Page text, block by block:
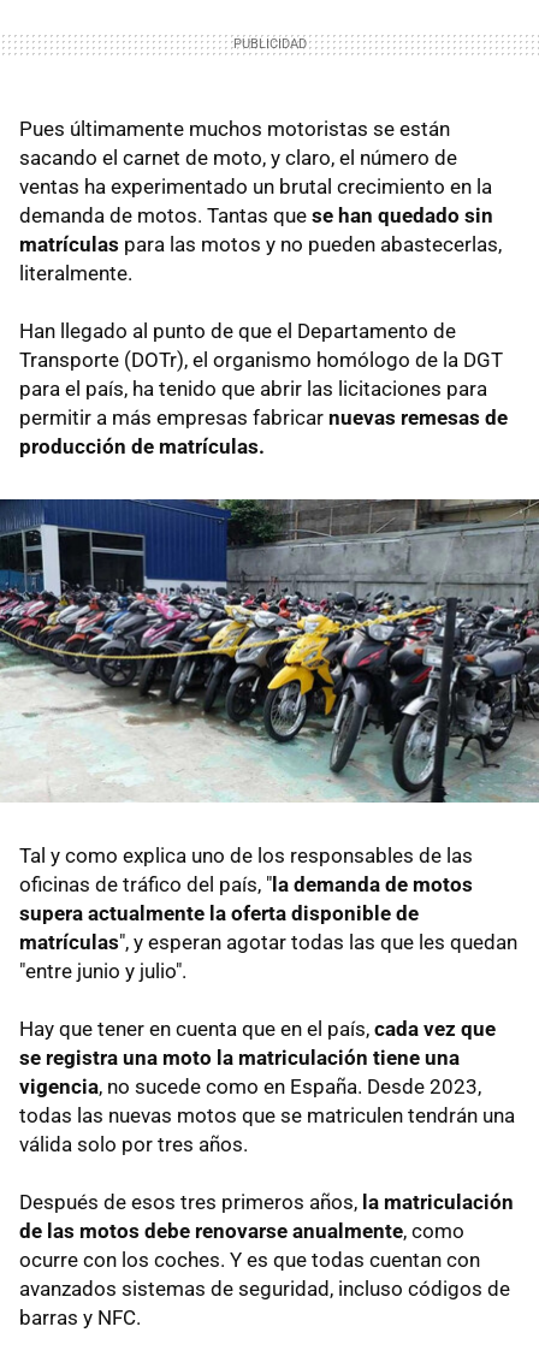
Pues últimamente muchos motoristas se están
sacando el carnet de moto, y claro, el número de
ventas ha experimentado un brutal crecimiento en la
demanda de motos. Tantas que se han quedado sin
matrículas para las motos y no pueden abastecerlas,
literalmente.
Han llegado al punto de que el Departamento de
Transporte (DOTr), el organismo homólogo de la DGT
para el país, ha tenido que abrir las licitaciones para
permitir a más empresas fabricar nuevas remesas de
producción de matrículas.
Tal y como explica uno de los responsables de las
oficinas de tráfico del país, " la demanda de motos
supera actualmente la oferta disponible de
matrículas", y esperan agotar todas las que les quedan
"entre junio y julio".
Hay que tener en cuenta que en el país, cada vez que
se registra una moto la matriculación tiene una
vigencia, no sucede como en España. Desde 2023,
todas las nuevas motos que se matriculen tendrán una
válida solo por tres años.
Después de esos tres primeros años, la matriculación
de las motos debe renovarse anualmente, como
ocurre con los coches. Y es que todas cuentan con
avanzados sistemas de seguridad, incluso códigos de
barras y NFC.